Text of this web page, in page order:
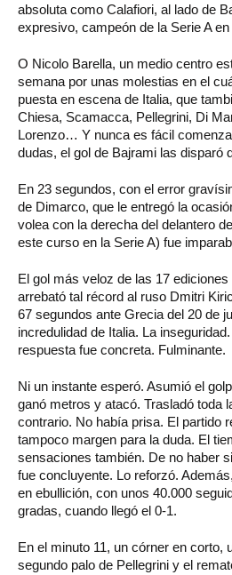
absoluta como Calafiori, al lado de
expresivo, campeón de la Serie A
O Nicolo Barella, un medio centro
semana por unas molestias en el
puesta en escena de Italia, que
Chiesa, Scamacca, Pellegrini, Di
Lorenzo… Y nunca es fácil
dudas, el gol de Bajrami las disparó
En 23 segundos, con el error
de Dimarco, que le entregó la
volea con la derecha del delantero
este curso en la Serie A) fue
El gol más veloz de las 17
arrebató tal récord al ruso Dmitri
67 segundos ante Grecia del 20 de
incredulidad de Italia. La
respuesta fue concreta. Fulminante.
Ni un instante esperó. Asumió el
ganó metros y atacó. Trasladó toda
contrario. No había prisa. El partido
tampoco margen para la duda. El
sensaciones también. De no haber
fue concluyente. Lo reforzó.
en ebullición, con unos 40.000
gradas, cuando llegó el 0-1.
En el minuto 11, un córner en corto,
segundo palo de Pellegrini y el